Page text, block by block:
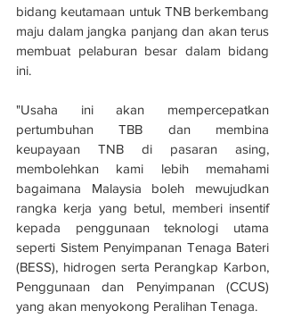
bidang keutamaan untuk TNB berkembang
maju dalam jangka panjang dan akan terus
membuat pelaburan besar dalam bidang
ini.
"Usaha ini akan mempercepatkan
pertumbuhan TBB dan membina
keupayaan TNB di pasaran asing,
membolehkan kami lebih memahami
bagaimana Malaysia boleh mewujudkan
rangka kerja yang betul, memberi insentif
kepada penggunaan teknologi utama
seperti Sistem Penyimpanan Tenaga Bateri
(BESS), hidrogen serta Perangkap Karbon,
Penggunaan dan Penyimpanan (CCUS)
yang akan menyokong Peralihan Tenaga.